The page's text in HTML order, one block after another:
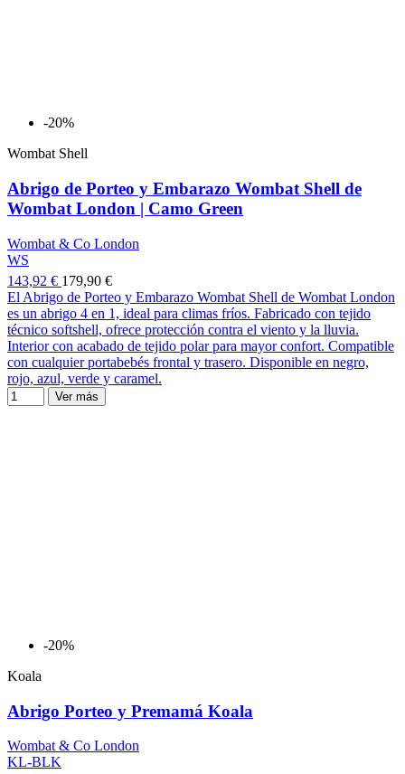
-20%
Wombat Shell
Abrigo de Porteo y Embarazo Wombat Shell de
Wombat London | Camo Green
Wombat & Co London
WS
143,92 € 179,90 €
El Abrigo de Porteo y Embarazo Wombat Shell de Wombat London
es un abrigo 4 en 1, ideal para climas fríos. Fabricado con tejido
técnico softshell, ofrece protección contra el viento y la lluvia.
Interior con acabado de tejido polar para mayor confort. Compatible
con cualquier portabebés frontal y trasero. Disponible en negro,
rojo, azul, verde y caramel.
Ver más
-20%
Koala
Abrigo Porteo y Premamá Koala
Wombat & Co London
KL-BLK